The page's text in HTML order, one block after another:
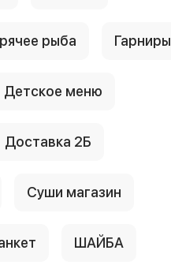
рыба Гарниры
Детское меню
Доставка 2Б
Суши магазин
ШАЙБА